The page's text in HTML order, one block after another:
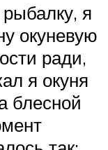
я
окуневую
ради,
я окуня
блесной